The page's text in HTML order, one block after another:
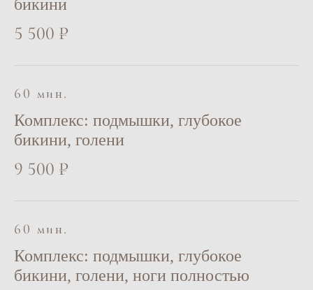
бикини
5 500 ₽
60 мин.
Комплекс: подмышки, глубокое
бикини, голени
9 500 ₽
60 мин.
Комплекс: подмышки, глубокое
бикини, голени, ноги полностью